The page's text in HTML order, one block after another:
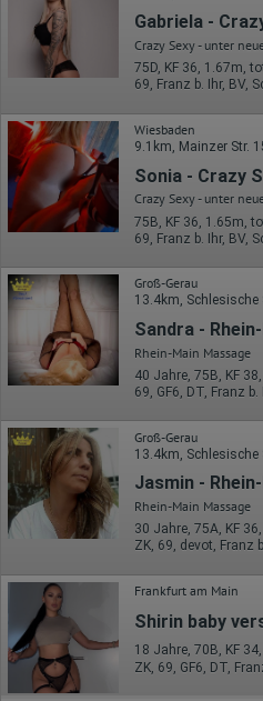
oder in anderen Vertragsstaaten
Europäischen Wirtschaftsraum
Daten anonym erhoben werden.
volle IP-Adresse an einen Server
übertragen und dort gekürzt. Die
übermittelte IP-Adresse wird
zusammengeführt.
Erhobene Informationen zum
Herkunft (Land und Stadt)
Sprache
Betriebssystem
Gerät (PC, Tablet-PC oder
Auflösung des Computers
Besucherquelle (Facebook,
verweisende Webseite)
Welche Dateien wurden
Welche Videos angeschaut?
Wurden Werbebanner
Wohin ging der Besucher?
Portals oder hat er sie
Ort der Verarbeitung:
Europäische Union & USA
Hotjar
Wir nutzen Hotjar als
Daten über das
auf unserer Website
Informationen verarbeiten.
Herausgeber:
Hotjar Limited, Malta
Erhobene Daten:
Gabriela -
Crazy Sexy - unter
75D, KF 36, 1.67m,
Wiesbaden
9.1km, Mainzer Str.
Sonia - Crazy
Crazy Sexy - unter
75B, KF 36, 1.65m,
Groß-Gerau
13.4km, Schlesische
Sandra -
Rhein-Main Massage
Groß-Gerau
13.4km, Schlesische
Jasmin -
Rhein-Main Massage
Frankfurt am Main
Shirin baby
ZK, 69, GF6, DT,